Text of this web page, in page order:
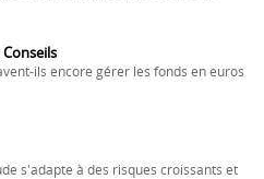
ils encore gérer les fonds en euros
s'adapte à des risques croissants et